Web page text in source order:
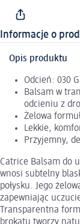
Informacje o
Opis produktu
Odcień: 030
Balsam w
odcieniu z
Żelowa
Lekkie,
Przyjemny,
Catrice Balsam do
wnosi subtelny
połysku. Jego
zapewniając
Transparentna
brokatu tworzy